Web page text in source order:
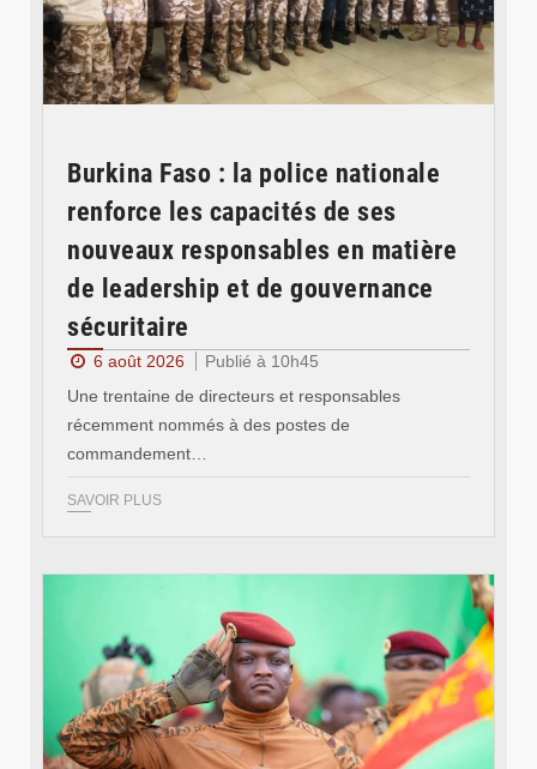
Burkina Faso : la police nationale
renforce les capacités de ses
nouveaux responsables en matière
de leadership et de gouvernance
sécuritaire
6 août 2026
Publié à 10h45
Une trentaine de directeurs et responsables
récemment nommés à des postes de
commandement…
SAVOIR PLUS